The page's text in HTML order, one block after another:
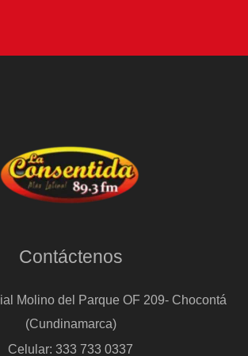
Contáctenos
Molino del Parque OF 209- Chocontá
(Cundinamarca)
Celular: 333 733 0337